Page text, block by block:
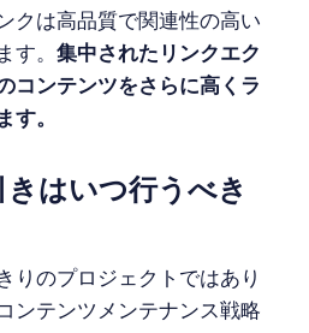
クは高品質で関連性の高い
す。 集中されたリンクエク
コンテンツをさらに高くラ
す。
はいつ行うべき
りのプロジェクトではあり
ンテンツメンテナンス戦略